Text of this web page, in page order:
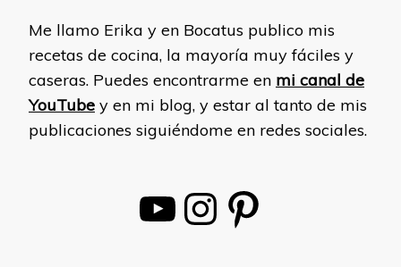
Me llamo Erika y en Bocatus publico mis
recetas de cocina, la mayoría muy fáciles y
caseras. Puedes encontrarme en mi canal de
YouTube y en mi blog, y estar al tanto de mis
publicaciones siguiéndome en redes sociales.
YouTube Instagram Pinterest